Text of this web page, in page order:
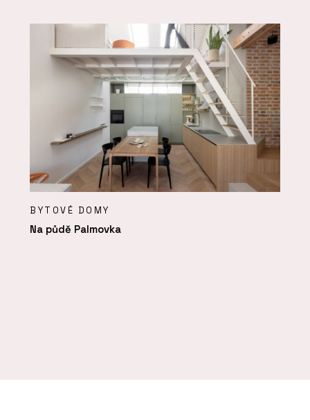
BYTOVÉ DOMY
Na půdě Palmovka